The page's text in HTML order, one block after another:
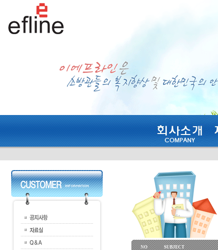
NO SUBJECT